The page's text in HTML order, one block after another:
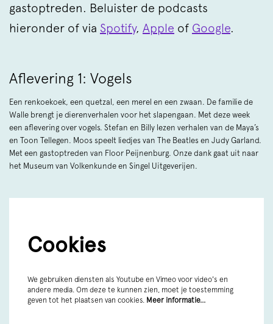
gastoptreden. Beluister de podcasts
hieronder of via Spotify, Apple of Google.
Aflevering 1: Vogels
Een renkoekoek, een quetzal, een merel en een zwaan. De familie de
Walle brengt je dierenverhalen voor het slapengaan. Met deze week
een aflevering over vogels. Stefan en Billy lezen verhalen van de Maya’s
en Toon Tellegen. Moos speelt liedjes van The Beatles en Judy Garland.
Met een gastoptreden van Floor Peijnenburg. Onze dank gaat uit naar
het Museum van Volkenkunde en Singel Uitgeverijen.
Cookies
We gebruiken diensten als Youtube en Vimeo voor video's en
andere media. Om deze te kunnen zien, moet je toestemming
geven tot het plaatsen van cookies. Meer informatie…